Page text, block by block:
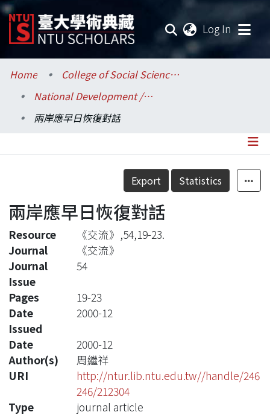
Log In
Communities & Collections
Research Outputs
Statistics
Home
College of Social Sciences / 社會科學院
National Development / 國家發展研究所
兩岸應早日恢復對話
Details
Export Statistics
兩岸應早日恢復對話
Resource
《交流》,54,19-23.
Journal
《交流》
Journal
Issue
54
Pages
19-23
Date
Issued
2000-12
Date
2000-12
Author(s)
周繼祥
URI
http://ntur.lib.ntu.edu.tw//handle/246
246/212304
Type
journal article